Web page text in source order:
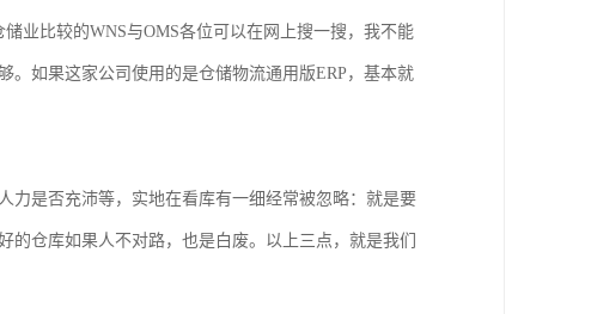
业比较的WNS与OMS各位可以在网上搜一搜，我不能
。如果这家公司使用的是仓储物流通用版ERP，基本就
力是否充沛等，实地在看库有一细经常被忽略：就是要
仓库如果人不对路，也是白废。以上三点，就是我们